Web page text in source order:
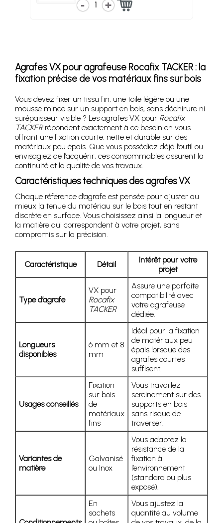
1
Agrafes VX pour agrafeuse Rocafix TACKER : la
fixation précise de vos matériaux fins sur bois
Vous devez fixer un tissu fin, une toile légère ou une
mousse mince sur un support en bois, sans déchirure ni
surépaisseur visible ? Les agrafes VX pour Rocafix
TACKERrépondent exactement à ce besoin en vous
offrant une fixation courte, nette et durable sur des
matériaux peu épais. Que vous possédiez déjà l’outil ou
envisagiez de l’acquérir, ces consommables assurent la
continuité et la qualité de vos travaux.
Caractéristiques techniques des agrafes VX
Chaque référence d’agrafe est pensée pour ajuster au
mieux la tenue du matériau sur le bois tout en restant
discrète en surface. Vous choisissez ainsi la longueur et
la matière qui correspondent à votre projet, sans
compromis sur la précision.
Caractéristique Détail
Intérêt pour votre
projet
Type d’agrafe
VX pour
Rocafix
TACKER
Assure une parfaite
compatibilité avec
votre agrafeuse
dédiée.
Longueurs
disponibles
6 mm et 8
mm
Idéal pour la fixation
de matériaux peu
épais lorsque des
agrafes courtes
suffisent.
Usages conseillés
Fixation
sur bois
de
matériaux
fins
Vous travaillez
sereinement sur des
supports en bois
sans risque de
traverser.
Variantes de
matière
Galvanisé
ou Inox
Vous adaptez la
résistance de la
fixation à
l’environnement
(standard ou plus
exposé).
En
sachets
Vous ajustez la
quantité au volume